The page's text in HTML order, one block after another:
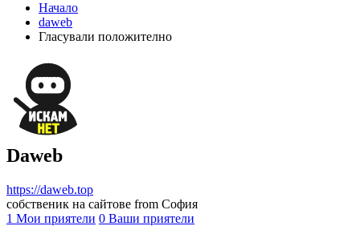
Начало
daweb
Гласували положително
Daweb
https://daweb.top
собственик на сайтове from София
1 Мои приятели 0 Ваши приятели